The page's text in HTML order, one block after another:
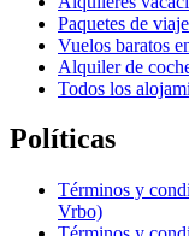
Paquetes de
Vuelos baratos
Alquiler de
Todos los
Políticas
Términos y
Vrbo)